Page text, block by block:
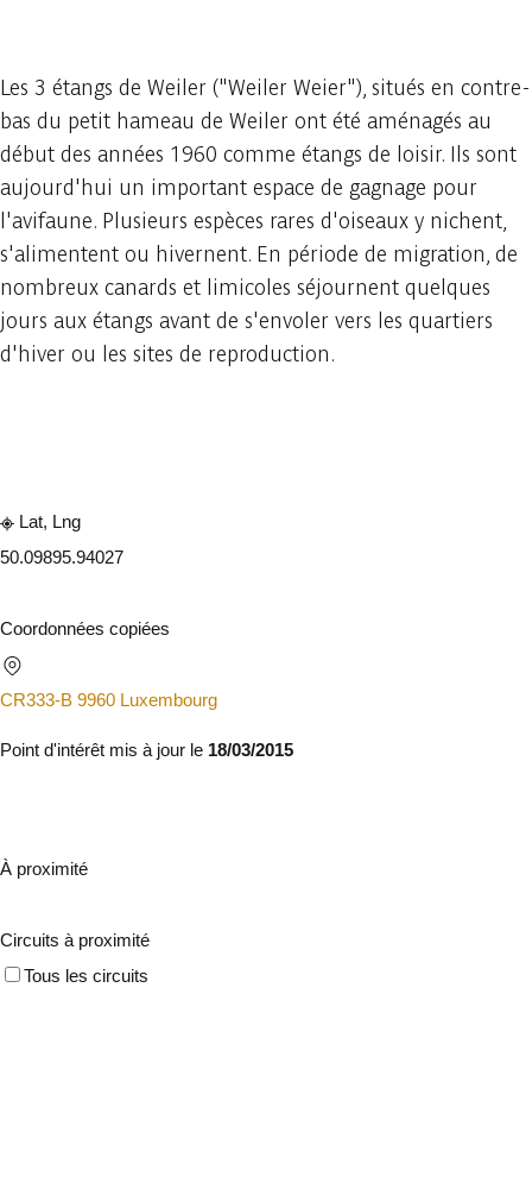
Les 3 étangs de Weiler ("Weiler Weier"), situés en contre-
bas du petit hameau de Weiler ont été aménagés au
début des années 1960 comme étangs de loisir. Ils sont
aujourd'hui un important espace de gagnage pour
l'avifaune. Plusieurs espèces rares d'oiseaux y nichent,
s'alimentent ou hivernent. En période de migration, de
nombreux canards et limicoles séjournent quelques
jours aux étangs avant de s'envoler vers les quartiers
d'hiver ou les sites de reproduction.
Lat, Lng
50.09895.94027
Coordonnées copiées
CR333-B 9960 Luxembourg
Point d'intérêt mis à jour le 18/03/2015
À proximité
Circuits à proximité
Tous les circuits